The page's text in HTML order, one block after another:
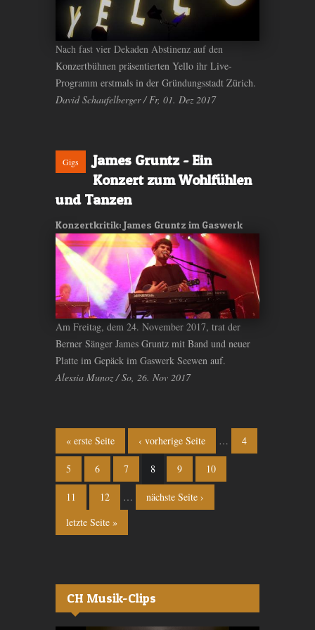
Nach fast vier Dekaden Abstinenz auf den
Konzertbühnen präsentierten Yello ihr Live-
Programm erstmals in der Gründungsstadt Zürich.
David Schaufelberger / Fr, 01. Dez 2017
Gigs
James Gruntz - Ein
Konzert zum Wohlfühlen
und Tanzen
Konzertkritik: James Gruntz im Gaswerk
Am Freitag, dem 24. November 2017, trat der
Berner Sänger James Gruntz mit Band und neuer
Platte im Gepäck im Gaswerk Seewen auf.
Alessia Munoz / So, 26. Nov 2017
Seiten
« erste Seite ‹ vorherige Seite … 4
5 6 7 8 9 10
11 12 …
nächste Seite ›
letzte Seite »
CH Musik-Clips